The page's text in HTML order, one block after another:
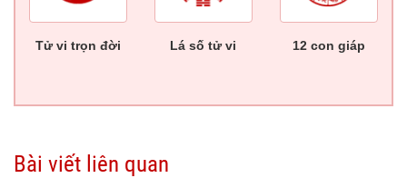
Tử vi trọn đời Lá số tử vi 12 con giáp
Bài viết liên quan